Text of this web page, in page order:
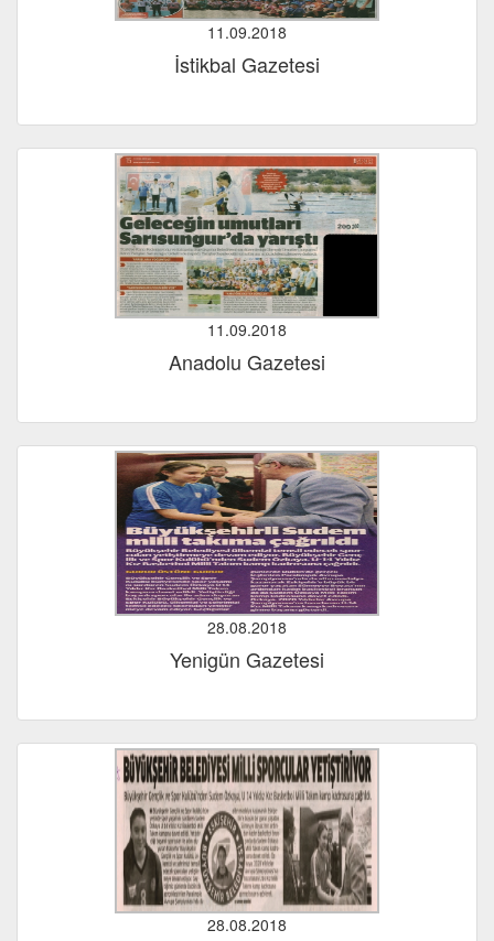
11.09.2018
İstikbal Gazetesi
11.09.2018
Anadolu Gazetesi
28.08.2018
Yenigün Gazetesi
28.08.2018